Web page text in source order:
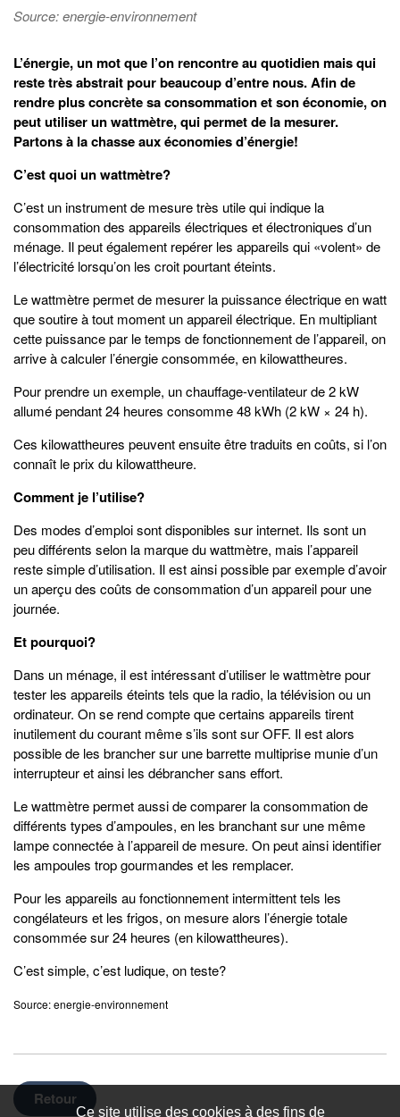
Source: energie-environnement
L’énergie, un mot que l’on rencontre au quotidien mais qui
reste très abstrait pour beaucoup d’entre nous. Afin de
rendre plus concrète sa consommation et son économie, on
peut utiliser un wattmètre, qui permet de la mesurer.
Partons à la chasse aux économies d’énergie!
C’est quoi un wattmètre?
C’est un instrument de mesure très utile qui indique la
consommation des appareils électriques et électroniques d’un
ménage. Il peut également repérer les appareils qui «volent» de
l’électricité lorsqu’on les croit pourtant éteints.
Le wattmètre permet de mesurer la puissance électrique en watt
que soutire à tout moment un appareil électrique. En multipliant
cette puissance par le temps de fonctionnement de l’appareil, on
arrive à calculer l’énergie consommée, en kilowattheures.
Pour prendre un exemple, un chauffage-ventilateur de 2 kW
allumé pendant 24 heures consomme 48 kWh (2 kW × 24 h).
Ces kilowattheures peuvent ensuite être traduits en coûts, si l’on
connaît le prix du kilowattheure.
Comment je l’utilise?
Des modes d’emploi sont disponibles sur internet. Ils sont un
peu différents selon la marque du wattmètre, mais l’appareil
reste simple d’utilisation. Il est ainsi possible par exemple d’avoir
un aperçu des coûts de consommation d’un appareil pour une
journée.
Et pourquoi?
Dans un ménage, il est intéressant d’utiliser le wattmètre pour
tester les appareils éteints tels que la radio, la télévision ou un
ordinateur. On se rend compte que certains appareils tirent
inutilement du courant même s’ils sont sur OFF. Il est alors
possible de les brancher sur une barrette multiprise munie d’un
interrupteur et ainsi les débrancher sans effort.
Le wattmètre permet aussi de comparer la consommation de
différents types d’ampoules, en les branchant sur une même
lampe connectée à l’appareil de mesure. On peut ainsi identifier
les ampoules trop gourmandes et les remplacer.
Pour les appareils au fonctionnement intermittent tels les
congélateurs et les frigos, on mesure alors l’énergie totale
consommée sur 24 heures (en kilowattheures).
C’est simple, c’est ludique, on teste?
Source: energie-environnement
Retour
Ce site utilise des cookies à des fins de